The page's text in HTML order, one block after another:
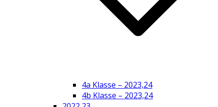
4a Klasse – 2023,24
4b Klasse – 2023,24